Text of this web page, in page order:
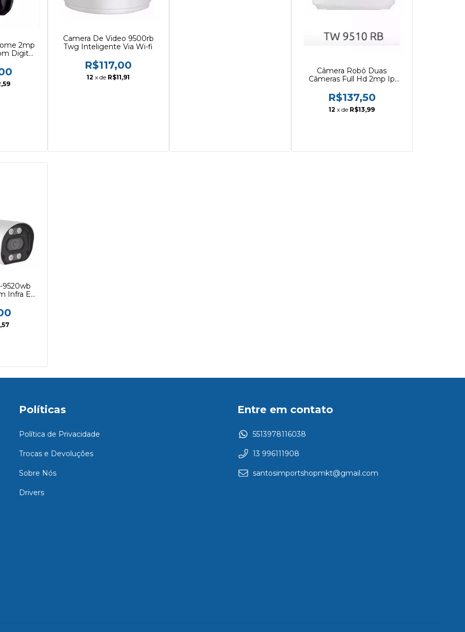
2mp
Digital
Camera De Video 9500rb
Twg Inteligente Via Wi-fi
R$117,00
12 x de R$11,91
Câmera Robô Duas
Câmeras Full Hd 2mp Ip
R$137,50
12 x de R$13,99
9520wb
Infra E
Políticas
Política de Privacidade
Trocas e Devoluções
Sobre Nós
Drivers
Entre em contato
5513978116038
13 996111908
santosimportshopmkt@gmail.com